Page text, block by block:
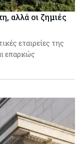
αλλά οι ζημιές
εταιρείες της
επαρκώς